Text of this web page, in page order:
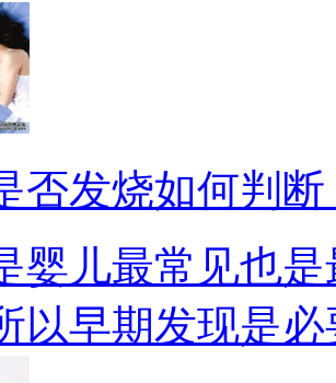
否发烧如何判
婴儿最常见也
以早期发现是必